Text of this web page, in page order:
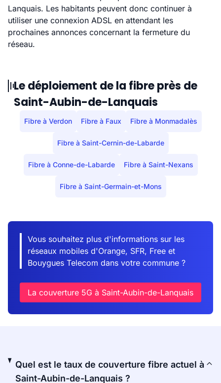
Lanquais. Les habitants peuvent donc continuer à
utiliser une connexion ADSL en attendant les
prochaines annonces concernant la fermeture du
réseau.
Le déploiement de la fibre près de
Saint-Aubin-de-Lanquais
Fibre à Verdon Fibre à Faux Fibre à Monmadalès
Fibre à Saint-Cernin-de-Labarde
Fibre à Conne-de-Labarde Fibre à Saint-Nexans
Fibre à Saint-Germain-et-Mons
Vous souhaitez plus d'informations sur les
réseaux mobiles d'Orange, SFR, Free et
Bouygues Telecom dans votre commune ?
La couverture 5G à Saint-Aubin-de-Lanquais
Quel est le taux de couverture fibre actuel à
Saint-Aubin-de-Lanquais ?